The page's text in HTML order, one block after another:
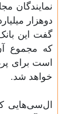
نمایندگان
دوهزار
گفت این
که مجموع
است برای
خواهد شد.
ال‌سی‌هایی